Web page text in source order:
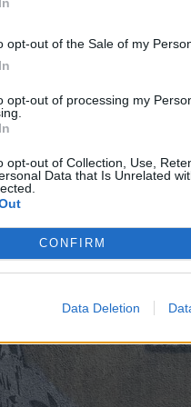
opt-out of the Sale of my
opt-out of processing my
opt-out of Collection, Use,
Data that Is Unrelated
CONFIRM
Data Deletion
bolsas de
años en
230 bolsas de
de plástico en el
perjudicando a